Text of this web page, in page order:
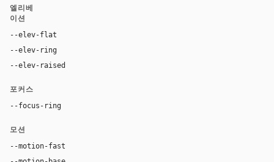
엘리베
이션
--elev-flat
--elev-ring
--elev-raised
포커스
--focus-ring
모션
--motion-fast